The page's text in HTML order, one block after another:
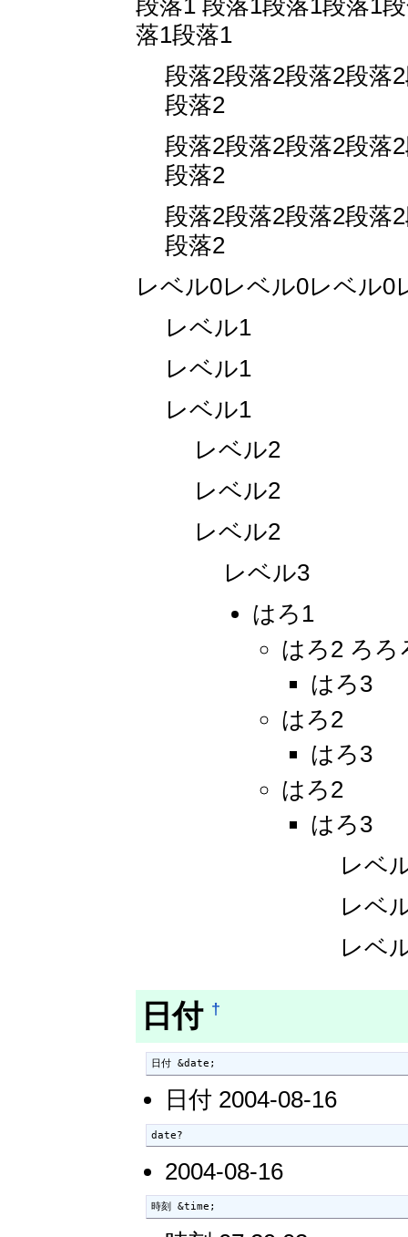
落1段落1
段落2段落2段落2段落
段落2
段落2段落2段落2段落
段落2
段落2段落2段落2段落
段落2
レベル0レベル0レベル
レベル1
レベル1
レベル1
レベル2
レベル2
レベル2
レベル3
はろ1
はろ2 ろろ
はろ3
はろ2
はろ3
はろ2
はろ3
レベ
レベ
レベ
日付 †
日付 &date;
日付 2004-08-16
date?
2004-08-16
時刻 &time;